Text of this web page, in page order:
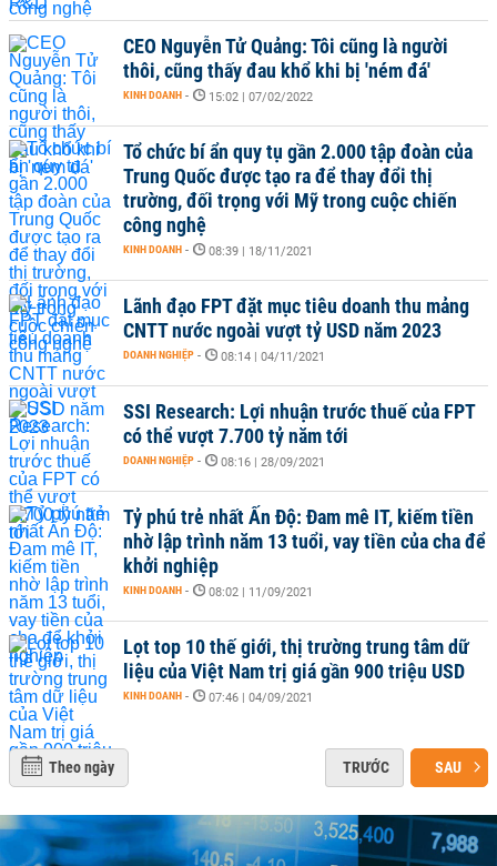
CEO Nguyễn Tử Quảng: Tôi cũng là người
thôi, cũng thấy đau khổ khi bị 'ném đá'
KINH DOANH - 15:02 | 07/02/2022
Tổ chức bí ẩn quy tụ gần 2.000 tập đoàn của
Trung Quốc được tạo ra để thay đổi thị
trường, đối trọng với Mỹ trong cuộc chiến
công nghệ
KINH DOANH - 08:39 | 18/11/2021
Lãnh đạo FPT đặt mục tiêu doanh thu mảng
CNTT nước ngoài vượt tỷ USD năm 2023
DOANH NGHIỆP - 08:14 | 04/11/2021
SSI Research: Lợi nhuận trước thuế của FPT
có thể vượt 7.700 tỷ năm tới
DOANH NGHIỆP - 08:16 | 28/09/2021
Tỷ phú trẻ nhất Ấn Độ: Đam mê IT, kiếm tiền
nhờ lập trình năm 13 tuổi, vay tiền của cha để
khởi nghiệp
KINH DOANH - 08:02 | 11/09/2021
Lọt top 10 thế giới, thị trường trung tâm dữ
liệu của Việt Nam trị giá gần 900 triệu USD
KINH DOANH - 07:46 | 04/09/2021
Theo ngày TRƯỚC SAU